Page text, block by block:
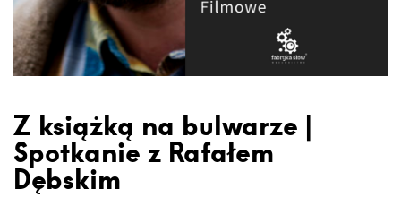
Z książką na bulwarze |
Spotkanie z Rafałem
Dębskim